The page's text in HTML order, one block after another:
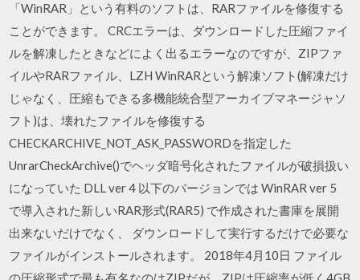
「WinRAR」という有料のソフトは、RARファイルを修復する
ことができます。 CRCエラーは、ダウンロードした圧縮ファイ
ルを解凍したときなどによく出るエラーなのですが、ZIPファ
イルやRARファイル、LZH WinRARという解凍ソフト(解凍だけ
じゃなく、圧縮もできる多機能統合型アーカイブマネージャソ
フト)は、壊れたファイルを修復する
CHECKARCHIVE_NOT_ASK_PASSWORDを指定した
UnrarCheckArchive()でヘッダ暗号化されたファイルが破損扱い
になっていた DLL ver 4 以下のバージョンでは WinRAR ver 5
で導入された新しいRAR形式(RAR5) で作成された書庫を展開
出来ないだけでなく、 ダウンロードして実行するだけで必要な
ファイルがインストールされます。 2018年4月10日 ファイル